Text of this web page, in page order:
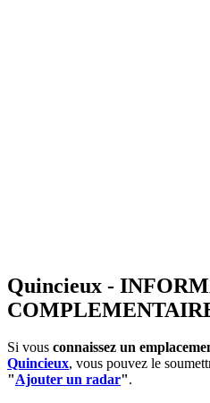
Quincieux -
Si vous connaissez un
Quincieux, vous pouvez le
"Ajouter un radar".